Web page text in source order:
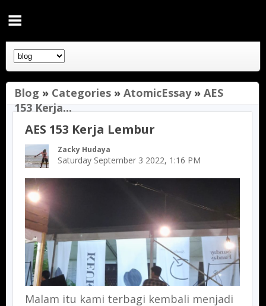
Blog » Categories » AtomicEssay» AES
153 Kerja...
AES 153 Kerja Lembur
Zacky Hudaya
Saturday September 3 2022, 1:16 PM
Malam itu kami terbagi kembali menjadi